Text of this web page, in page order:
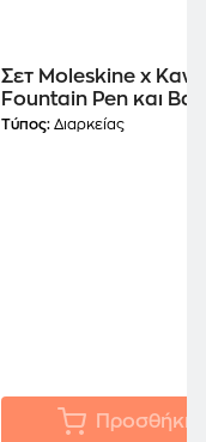
Σετ Moleskine x
Fountain Pen και
Red
Τύπος: Διαρκείας
Προσθήκη